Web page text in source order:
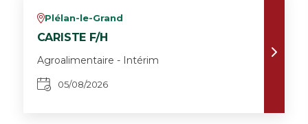
vPlélan-le-Grand
CARISTE F/H
Agroalimentaire - Intérim
05/08/2026